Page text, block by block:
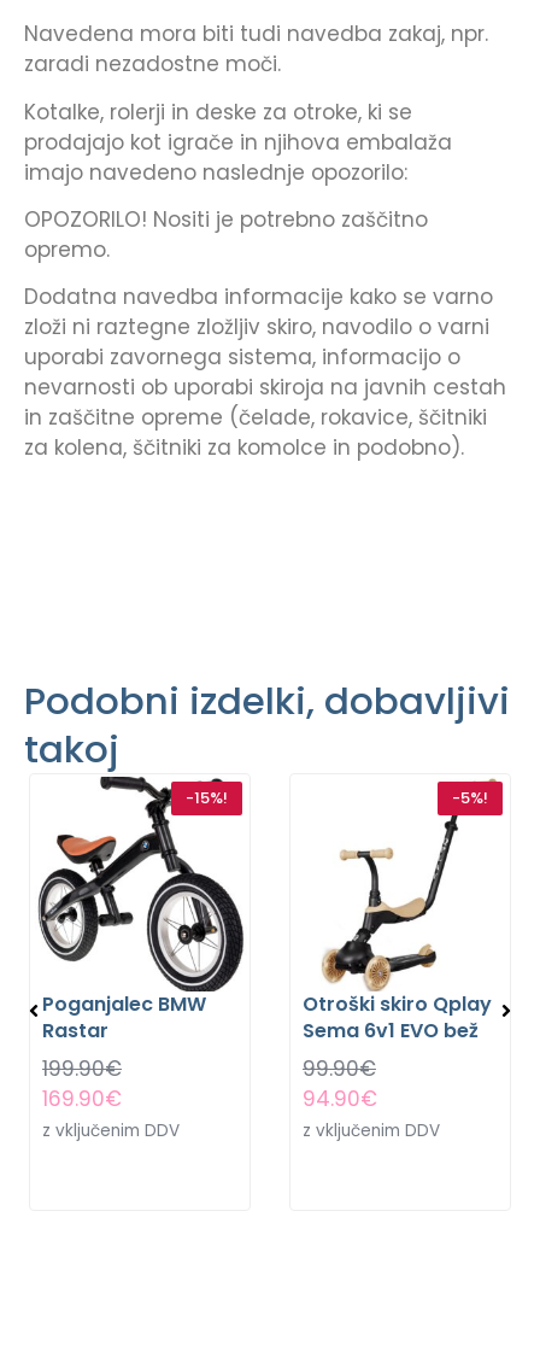
Navedena mora biti tudi navedba zakaj, npr.
zaradi nezadostne moči.
Kotalke, rolerji in deske za otroke, ki se
prodajajo kot igrače in njihova embalaža
imajo navedeno naslednje opozorilo:
OPOZORILO! Nositi je potrebno zaščitno
opremo.
Dodatna navedba informacije kako se varno
zloži ni raztegne zložljiv skiro, navodilo o varni
uporabi zavornega sistema, informacijo o
nevarnosti ob uporabi skiroja na javnih cestah
in zaščitne opreme (čelade, rokavice, ščitniki
za kolena, ščitniki za komolce in podobno).
Podobni izdelki, dobavljivi
takoj
-15%!
Poganjalec BMW
Rastar
199.90€
169.90€
z vključenim DDV
-5%!
Otroški skiro Qplay
Sema 6v1 EVO bež
99.90€
94.90€
z vključenim DDV